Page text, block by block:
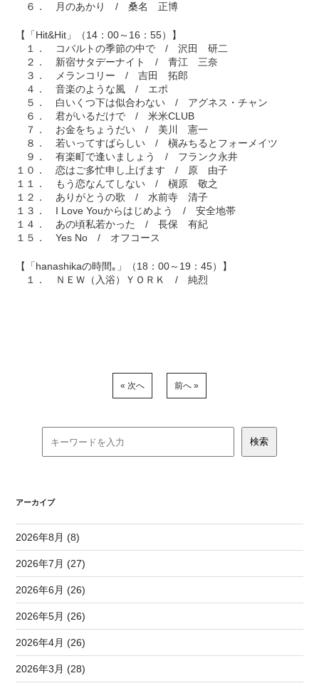
６． 月のあかり / 桑名 正博
【「Hit&Hit」（14：00～16：55）】
１． コバルトの季節の中で / 沢田 研二
２． 新宿サタデーナイト / 青江 三奈
３． メランコリー / 吉田 拓郎
４． 音楽のような風 / エポ
５． 白いくつ下は似合わない / アグネス・チャン
６． 君がいるだけで / 米米CLUB
７． お金をちょうだい / 美川 憲一
８． 若いってすばらしい / 槇みちるとフォーメイツ
９． 有楽町で逢いましょう / フランク永井
１０． 恋はご多忙申し上げます / 原 由子
１１． もう恋なんてしない / 槇原 敬之
１２． ありがとうの歌 / 水前寺 清子
１３． I Love Youからはじめよう / 安全地帯
１４． あの頃私若かった / 長保 有紀
１５． Yes No / オフコース
【「hanashikaの時間｡」（18：00～19：45）】
１． ＮＥＷ（入浴）ＹＯＲＫ / 純烈
« 次へ 前へ »
アーカイブ
2026年8月 (8)
2026年7月 (27)
2026年6月 (26)
2026年5月 (26)
2026年4月 (26)
2026年3月 (28)